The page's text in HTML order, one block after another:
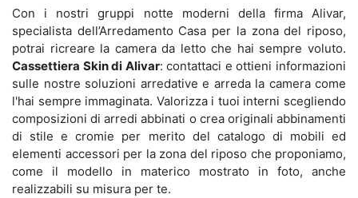
Con i nostri gruppi notte moderni della firma Alivar,
specialista dell’Arredamento Casa per la zona del riposo,
potrai ricreare la camera da letto che hai sempre voluto.
Cassettiera Skin di Alivar: contattaci e ottieni informazioni
sulle nostre soluzioni arredative e arreda la camera come
l'hai sempre immaginata. Valorizza i tuoi interni scegliendo
composizioni di arredi abbinati o crea originali abbinamenti
di stile e cromie per merito del catalogo di mobili ed
elementi accessori per la zona del riposo che proponiamo,
come il modello in materico mostrato in foto, anche
realizzabili su misura per te.